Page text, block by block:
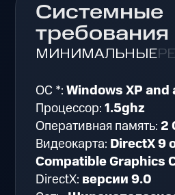
Системные
требования
МИНИМАЛЬНЫЕ
ОС *:Windows XP and
Процессор:1.5ghz
Оперативная память: 2
Видеокарта: DirectX 9
Compatible Graphics
DirectX: версии 9.0